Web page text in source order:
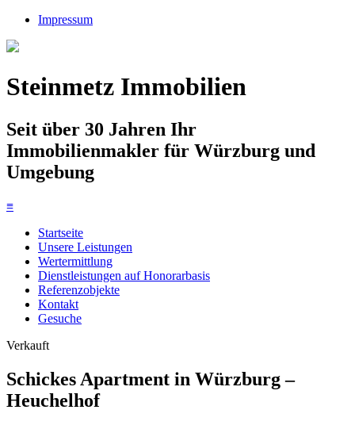
Impressum
Steinmetz Immobilien
Seit über 30 Jahren Ihr
Immobilienmakler für Würzburg und
Umgebung
≡
Startseite
Unsere Leistungen
Wertermittlung
Dienstleistungen auf Honorarbasis
Referenzobjekte
Kontakt
Gesuche
Verkauft
Schickes Apartment in Würzburg –
Heuchelhof